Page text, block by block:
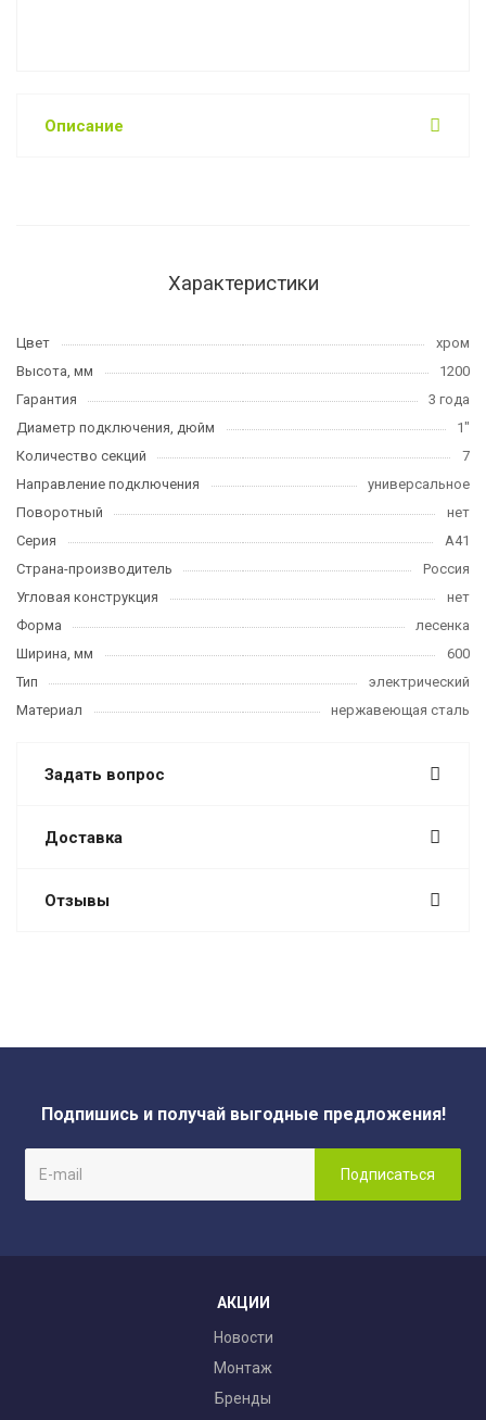
Описание
Характеристики
Цвет
хром
Высота, мм
1200
Гарантия
3 года
Диаметр подключения, дюйм
1"
Количество секций
7
Направление подключения
универсальное
Поворотный
нет
Серия
А41
Страна-производитель
Россия
Угловая конструкция
нет
Форма
лесенка
Ширина, мм
600
Тип
электрический
Материал
нержавеющая сталь
Задать вопрос
Доставка
Отзывы
Подпишись и получай выгодные предложения!
АКЦИИ
Новости
Монтаж
Бренды